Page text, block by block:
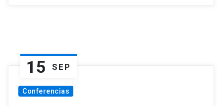
15 SEP
Conferencias